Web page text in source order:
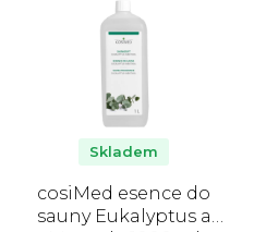
cosiMed esence do
sauny Eukalyptus a
Skladem